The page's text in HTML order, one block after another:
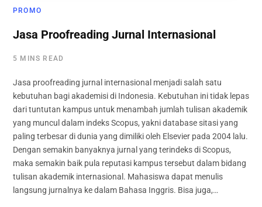
PROMO
Jasa Proofreading Jurnal Internasional
5 MINS READ
Jasa proofreading jurnal internasional menjadi salah satu
kebutuhan bagi akademisi di Indonesia. Kebutuhan ini tidak lepas
dari tuntutan kampus untuk menambah jumlah tulisan akademik
yang muncul dalam indeks Scopus, yakni database sitasi yang
paling terbesar di dunia yang dimiliki oleh Elsevier pada 2004 lalu.
Dengan semakin banyaknya jurnal yang terindeks di Scopus,
maka semakin baik pula reputasi kampus tersebut dalam bidang
tulisan akademik internasional. Mahasiswa dapat menulis
langsung jurnalnya ke dalam Bahasa Inggris. Bisa juga,…